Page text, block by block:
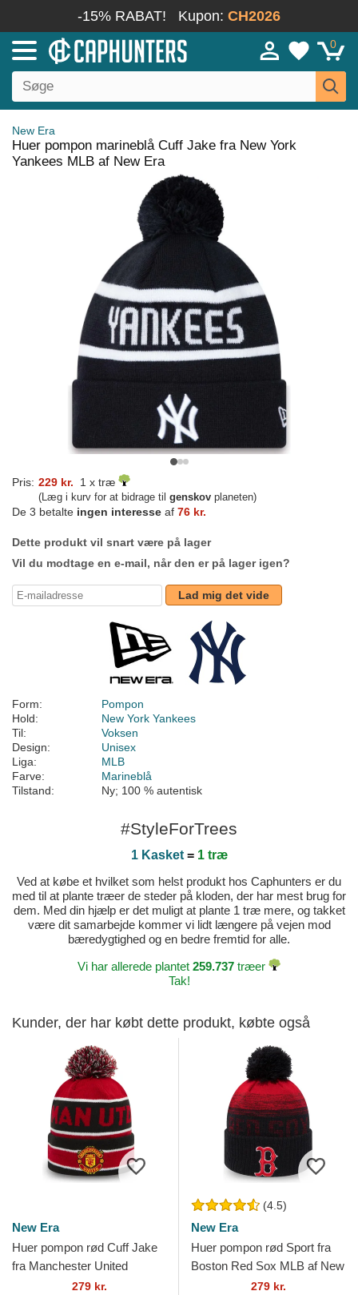
-15% RABAT! Kupon: CH2026
0
New Era
Huer pompon marineblå Cuff Jake fra New York
Yankees MLB af New Era
Pris: 229 kr. 1 x træ
(Læg i kurv for at bidrage til genskov planeten)
De 3 betalte ingen interesse af 76 kr.
Dette produkt vil snart være på lager
Vil du modtage en e-mail, når den er på lager igen?
Lad mig det vide
Form:
Pompon
Hold:
New York Yankees
Til:
Voksen
Design:
Unisex
Liga:
MLB
Farve:
Marineblå
Tilstand:
Ny; 100 % autentisk
#StyleForTrees
1 Kasket= 1 træ
Ved at købe et hvilket som helst produkt hos Caphunters er du
med til at plante træer de steder på kloden, der har mest brug for
dem. Med din hjælp er det muligt at plante 1 træ mere, og takket
være dit samarbejde kommer vi lidt længere på vejen mod
bæredygtighed og en bedre fremtid for alle.
Vi har allerede plantet 259.737 træer
Tak!
Kunder, der har købt dette produkt, købte også
New Era
Huer pompon rød Cuff Jake
fra Manchester United
Football Club Premier League
279 kr.
(4.5)
New Era
Huer pompon rød Sport fra
Boston Red Sox MLB af New
279 kr.